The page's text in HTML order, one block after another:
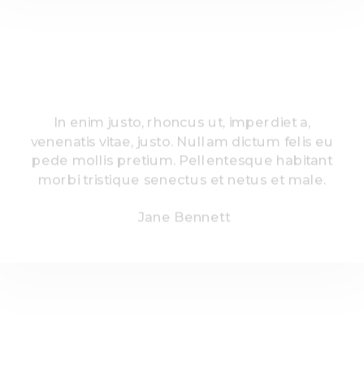
In enim justo, rhoncus ut, imperdiet a,
venenatis vitae, justo. Nullam dictum felis eu
pede mollis pretium. Pellentesque habitant
morbi tristique senectus et netus et male.
Jane Bennett